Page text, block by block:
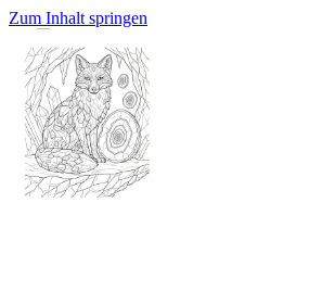
Zum Inhalt springen